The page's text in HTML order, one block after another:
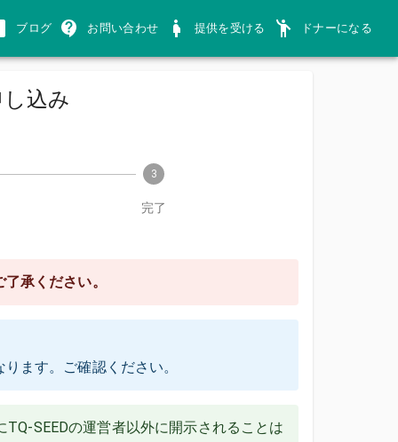
ブログ お問い合わせ 提供を受ける ドナーになる
込み
3
完了
承ください。
ます。ご確認ください。
SEEDの運営者以外に開示されることは